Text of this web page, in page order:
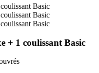
+ 1 coulissant Basic